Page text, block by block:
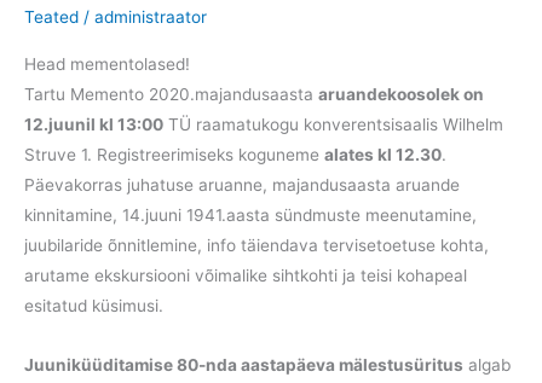
Teated / administraator
Head mementolased!
Tartu Memento 2020.majandusaasta aruandekoosolek on
12.juunil kl 13:00 TÜ raamatukogu konverentsisaalis Wilhelm
Struve 1. Registreerimiseks koguneme alates kl 12.30.
Päevakorras juhatuse aruanne, majandusaasta aruande
kinnitamine, 14.juuni 1941.aasta sündmuste meenutamine,
juubilaride õnnitlemine, info täiendava tervisetoetuse kohta,
arutame ekskursiooni võimalike sihtkohti ja teisi kohapeal
esitatud küsimusi.
Juuniküüditamise 80-nda aastapäeva mälestusüritus algab